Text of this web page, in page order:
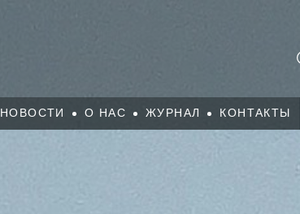
НОВОСТИ О НАС ЖУРНАЛ КОНТАКТЫ